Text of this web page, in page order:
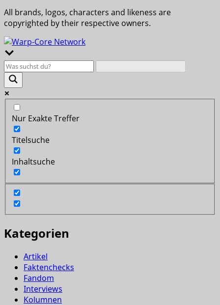
All brands, logos, characters and likeness are
copyrighted by their respective owners.
Nur Exakte Treffer
Titelsuche
Inhaltsuche
Kategorien
Artikel
Faktenchecks
Fandom
Interviews
Kolumnen